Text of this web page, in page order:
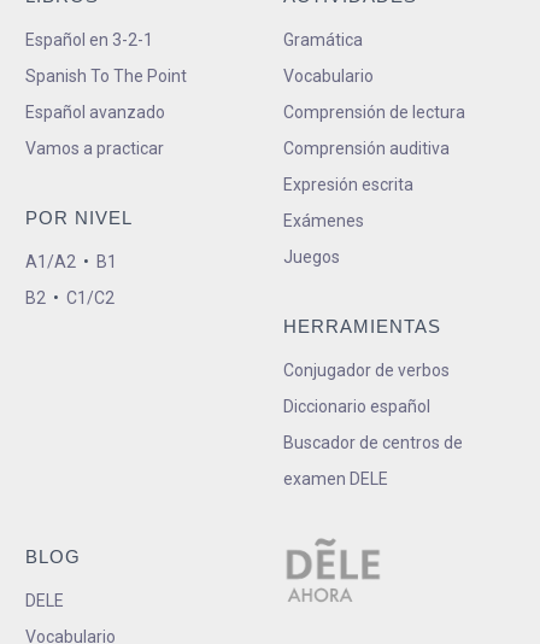
Español en 3-2-1
Spanish To The Point
Español avanzado
Vamos a practicar
POR NIVEL
A1/A2 • B1
B2 • C1/C2
Gramática
Vocabulario
Comprensión de lectura
Comprensión auditiva
Expresión escrita
Exámenes
Juegos
HERRAMIENTAS
Conjugador de verbos
Diccionario español
Buscador de centros de
examen DELE
BLOG
DELE
Vocabulario